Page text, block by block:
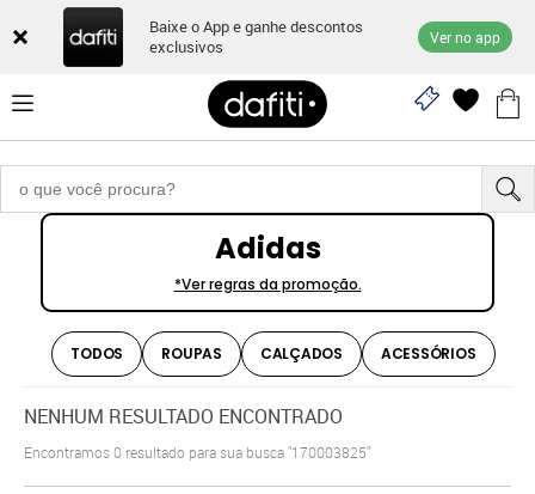
Baixe o App e ganhe descontos
exclusivos
Ver no app
Adidas
*Ver regras da promoção.
TODOS ROUPAS CALÇADOS ACESSÓRIOS
NENHUM RESULTADO ENCONTRADO
Encontramos0 resultado para sua busca"170003825"